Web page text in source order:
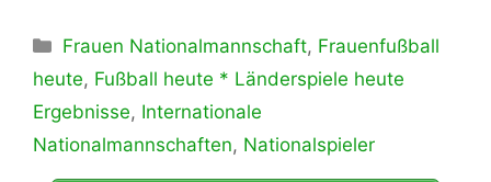
Kategorien
Frauen Nationalmannschaft, Frauenfußball
heute, Fußball heute * Länderspiele heute
Ergebnisse, Internationale
Nationalmannschaften, Nationalspieler